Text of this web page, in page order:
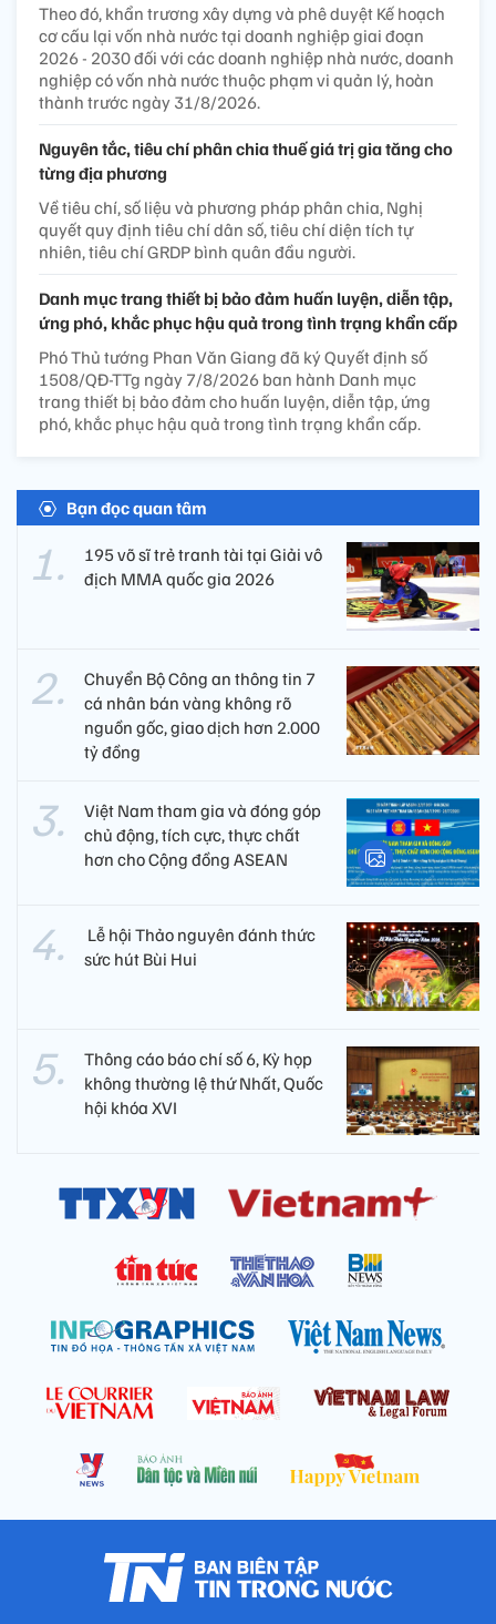
Theo đó, khẩn trương xây dựng và phê duyệt Kế hoạch
cơ cấu lại vốn nhà nước tại doanh nghiệp giai đoạn
2026 - 2030 đối với các doanh nghiệp nhà nước, doanh
nghiệp có vốn nhà nước thuộc phạm vi quản lý, hoàn
thành trước ngày 31/8/2026.
Nguyên tắc, tiêu chí phân chia thuế giá trị gia tăng cho
từng địa phương
Về tiêu chí, số liệu và phương pháp phân chia, Nghị
quyết quy định tiêu chí dân số, tiêu chí diện tích tự
nhiên, tiêu chí GRDP bình quân đầu người.
Danh mục trang thiết bị bảo đảm huấn luyện, diễn tập,
ứng phó, khắc phục hậu quả trong tình trạng khẩn cấp
Phó Thủ tướng Phan Văn Giang đã ký Quyết định số
1508/QĐ-TTg ngày 7/8/2026 ban hành Danh mục
trang thiết bị bảo đảm cho huấn luyện, diễn tập, ứng
phó, khắc phục hậu quả trong tình trạng khẩn cấp.
Bạn đọc quan tâm
195 võ sĩ trẻ tranh tài tại Giải vô
địch MMA quốc gia 2026
Chuyển Bộ Công an thông tin 7
cá nhân bán vàng không rõ
nguồn gốc, giao dịch hơn 2.000
tỷ đồng
Việt Nam tham gia và đóng góp
chủ động, tích cực, thực chất
hơn cho Cộng đồng ASEAN
​ Lễ hội Thảo nguyên đánh thức
sức hút Bùi Hui
Thông cáo báo chí số 6, Kỳ họp
không thường lệ thứ Nhất, Quốc
hội khóa XVI